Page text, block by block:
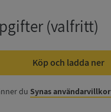
(valfritt)
Köp och ladda ner
du Synas användarvillkor